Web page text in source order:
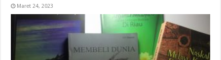
Maret 24, 2023